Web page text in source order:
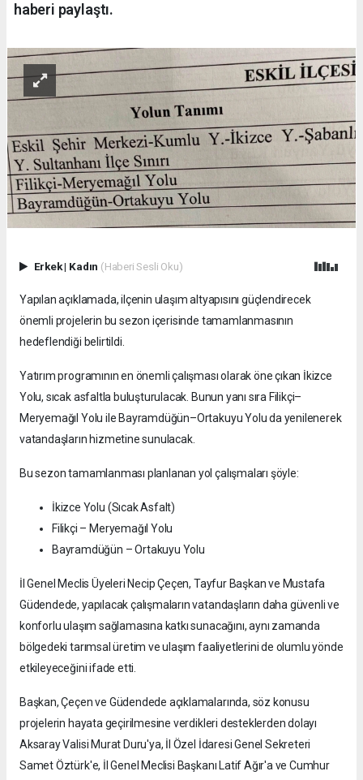
haberi paylaştı.
Erkek| Kadın (Haberi Sesli Oku)
Yapılan açıklamada, ilçenin ulaşım altyapısını güçlendirecek
önemli projelerin bu sezon içerisinde tamamlanmasının
hedeflendiği belirtildi.
Yatırım programının en önemli çalışması olarak öne çıkan İkizce
Yolu, sıcak asfaltla buluşturulacak. Bunun yanı sıra Filikçi–
Meryemağıl Yolu ile Bayramdüğün–Ortakuyu Yolu da yenilenerek
vatandaşların hizmetine sunulacak.
Bu sezon tamamlanması planlanan yol çalışmaları şöyle:
İkizce Yolu (Sıcak Asfalt)
Filikçi – Meryemağıl Yolu
Bayramdüğün – Ortakuyu Yolu
İl Genel Meclis Üyeleri Necip Çeçen, Tayfur Başkan ve Mustafa
Güdendede, yapılacak çalışmaların vatandaşların daha güvenli ve
konforlu ulaşım sağlamasına katkı sunacağını, aynı zamanda
bölgedeki tarımsal üretim ve ulaşım faaliyetlerini de olumlu yönde
etkileyeceğini ifade etti.
Başkan, Çeçen ve Güdendede açıklamalarında, söz konusu
projelerin hayata geçirilmesine verdikleri desteklerden dolayı
Aksaray Valisi Murat Duru'ya, İl Özel İdaresi Genel Sekreteri
Samet Öztürk'e, İl Genel Meclisi Başkanı Latif Ağır'a ve Cumhur